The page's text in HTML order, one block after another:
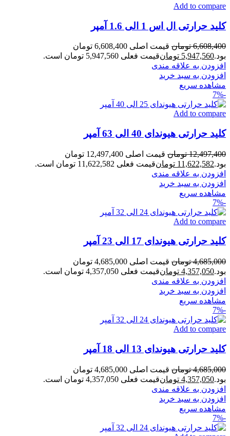
Add to compare
کلید حرارتی ال اس 1 الی 1.6 آمپر
6,608,400 تومان
قیمت اصلی 6,608,400 تومان
بود.5,947,560 تومانقیمت فعلی 5,947,560 تومان است.
افزودن به علاقه مندی
افزودن به سبد خرید
مشاهده سریع
-7%
Add to compare
کلید حرارتی هیوندای 40 الی 63 آمپر
12,497,400 تومان
قیمت اصلی 12,497,400 تومان
بود.11,622,582 تومانقیمت فعلی 11,622,582 تومان است.
افزودن به علاقه مندی
افزودن به سبد خرید
مشاهده سریع
-7%
Add to compare
کلید حرارتی هیوندای 17 الی 23 آمپر
4,685,000 تومان
قیمت اصلی 4,685,000 تومان
بود.4,357,050 تومانقیمت فعلی 4,357,050 تومان است.
افزودن به علاقه مندی
افزودن به سبد خرید
مشاهده سریع
-7%
Add to compare
کلید حرارتی هیوندای 13 الی 18 آمپر
4,685,000 تومان
قیمت اصلی 4,685,000 تومان
بود.4,357,050 تومانقیمت فعلی 4,357,050 تومان است.
افزودن به علاقه مندی
افزودن به سبد خرید
مشاهده سریع
-7%